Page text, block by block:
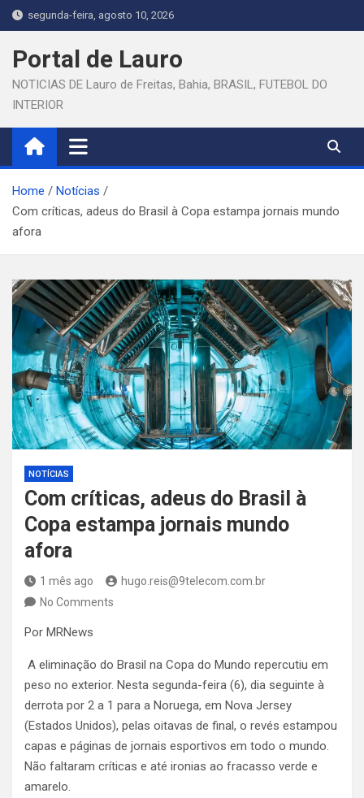
Skip
to
content
segunda-feira, agosto 10, 2026
Portal de Lauro
NOTICIAS DE Lauro de Freitas, Bahia, BRASIL, FUTEBOL DO
INTERIOR
Home
Notícias
Com críticas, adeus do Brasil à Copa estampa jornais mundo
afora
NOTÍCIAS
Com críticas, adeus do Brasil à
Copa estampa jornais mundo
afora
1 mês ago
hugo.reis@9telecom.com.br
No Comments
Por MRNews
A eliminação do Brasil na Copa do Mundo repercutiu em
peso no exterior. Nesta segunda-feira (6), dia seguinte à
derrota por 2 a 1 para a Noruega, em Nova Jersey
(Estados Unidos), pelas oitavas de final, o revés estampou
capas e páginas de jornais esportivos em todo o mundo.
Não faltaram críticas e até ironias ao fracasso verde e
amarelo.